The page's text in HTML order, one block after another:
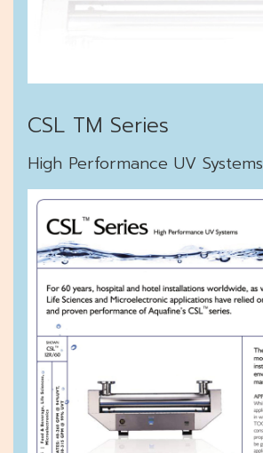
CSL TM Series
High Performance UV Systems